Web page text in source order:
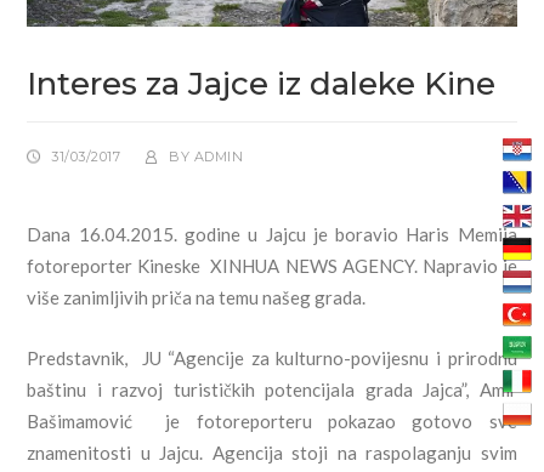
Interes za Jajce iz daleke Kine
31/03/2017 BY ADMIN
Dana 16.04.2015. godine u Jajcu je boravio Haris Memija
fotoreporter Kineske XINHUA NEWS AGENCY. Napravio je
više zanimljivih priča na temu našeg grada.
Predstavnik, JU “Agencije za kulturno-povijesnu i prirodnu
baštinu i razvoj turističkih potencijala grada Jajca”, Amir
Bašimamović je fotoreporteru pokazao gotovo sve
znamenitosti u Jajcu. Agencija stoji na raspolaganju svim